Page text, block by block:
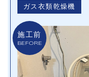
ガス衣類乾燥機
施工前
BEFORE